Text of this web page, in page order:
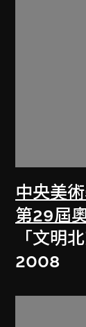
中央美
第29屆
「文明
2008